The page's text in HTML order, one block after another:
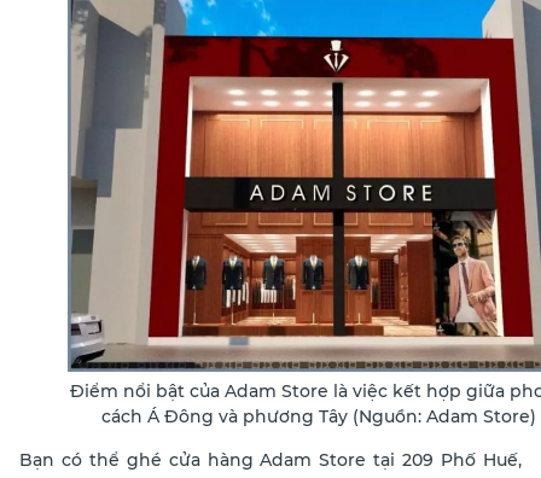
Điểm nổi bật của Adam Store là việc kết hợp giữa
cách Á Đông và phương Tây (Nguồn: Adam Store)
Bạn có thể ghé cửa hàng Adam Store tại 209 Phố Huế,